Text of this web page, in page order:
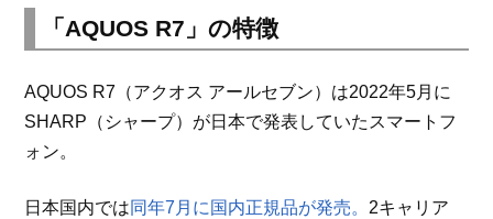
「AQUOS R7」の特徴
AQUOS R7（アクオス アールセブン）は2022年5月に
SHARP（シャープ）が日本で発表していたスマートフ
ォン。
日本国内では同年7月に国内正規品が発売。 2キャリア